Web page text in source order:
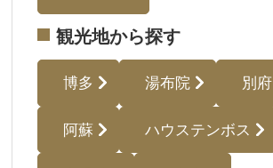
観光地から探す
博多 湯布院 別府
阿蘇 ハウステンボス